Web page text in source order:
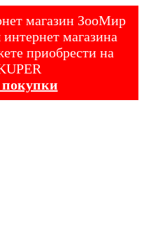
магазин ЗооМир
магазина
приобрести на